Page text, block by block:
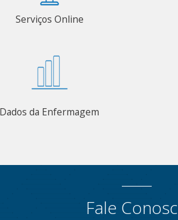
Serviços Online
Dados da Enfermagem
Fale